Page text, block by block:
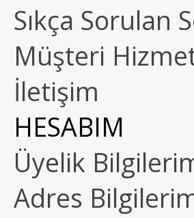
Sıkça Sorulan
Müşteri
İletişim
HESABIM
Üyelik
Adres